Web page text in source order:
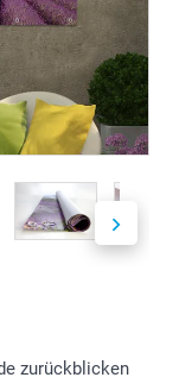
zurückblicken